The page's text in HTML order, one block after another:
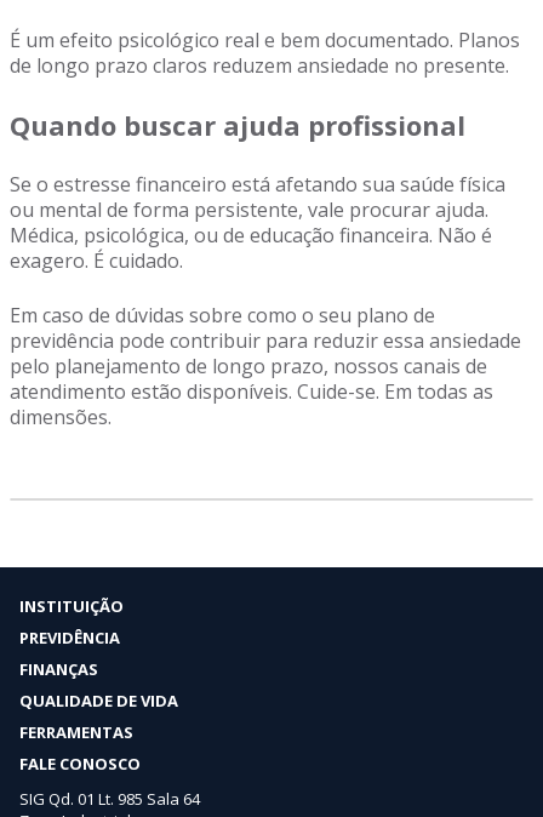
É um efeito psicológico real e bem documentado. Planos
de longo prazo claros reduzem ansiedade no presente.
Quando buscar ajuda profissional
Se o estresse financeiro está afetando sua saúde física
ou mental de forma persistente, vale procurar ajuda.
Médica, psicológica, ou de educação financeira. Não é
exagero. É cuidado.
Em caso de dúvidas sobre como o seu plano de
previdência pode contribuir para reduzir essa ansiedade
pelo planejamento de longo prazo, nossos canais de
atendimento estão disponíveis. Cuide-se. Em todas as
dimensões.
INSTITUIÇÃO
PREVIDÊNCIA
FINANÇAS
QUALIDADE DE VIDA
FERRAMENTAS
FALE CONOSCO
SIG Qd. 01 Lt. 985 Sala 64